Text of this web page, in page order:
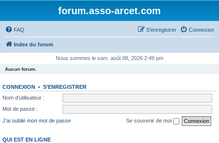
forum.asso-arcet.com
FAQ Connexion
S’enregistrer
Index du forum
Nous sommes le sam. août 08, 2026 2:49 pm
Aucun forum.
CONNEXION • S’ENREGISTRER
Nom d’utilisateur :
Mot de passe :
J’ai oublié mon mot de passe
Se souvenir de moi
QUI EST EN LIGNE